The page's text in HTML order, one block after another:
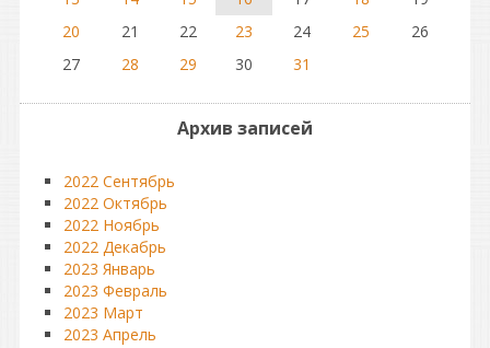
20
21 22 23 24 25
26
27
28 29 30 31
Архив записей
2022 Сентябрь
2022 Октябрь
2022 Ноябрь
2022 Декабрь
2023 Январь
2023 Февраль
2023 Март
2023 Апрель